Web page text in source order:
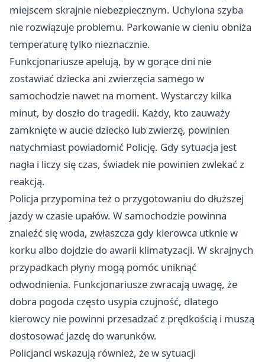
miejscem skrajnie niebezpiecznym. Uchylona szyba
nie rozwiązuje problemu. Parkowanie w cieniu obniża
temperaturę tylko nieznacznie.
Funkcjonariusze apelują, by w gorące dni nie
zostawiać dziecka ani zwierzęcia samego w
samochodzie nawet na moment. Wystarczy kilka
minut, by doszło do tragedii. Każdy, kto zauważy
zamknięte w aucie dziecko lub zwierzę, powinien
natychmiast powiadomić Policję. Gdy sytuacja jest
nagła i liczy się czas, świadek nie powinien zwlekać z
reakcją.
Policja przypomina też o przygotowaniu do dłuższej
jazdy w czasie upałów. W samochodzie powinna
znaleźć się woda, zwłaszcza gdy kierowca utknie w
korku albo dojdzie do awarii klimatyzacji. W skrajnych
przypadkach płyny mogą pomóc uniknąć
odwodnienia. Funkcjonariusze zwracają uwagę, że
dobra pogoda często usypia czujność, dlatego
kierowcy nie powinni przesadzać z prędkością i muszą
dostosować jazdę do warunków.
Policjanci wskazują również, że w sytuacji